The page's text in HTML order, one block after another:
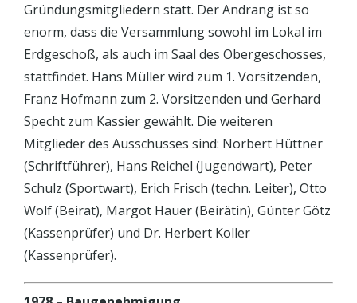
Gründungsmitgliedern statt. Der Andrang ist so
enorm, dass die Versammlung sowohl im Lokal im
Erdgeschoß, als auch im Saal des Obergeschosses,
stattfindet. Hans Müller wird zum 1. Vorsitzenden,
Franz Hofmann zum 2. Vorsitzenden und Gerhard
Specht zum Kassier gewählt. Die weiteren
Mitglieder des Ausschusses sind: Norbert Hüttner
(Schriftführer), Hans Reichel (Jugendwart), Peter
Schulz (Sportwart), Erich Frisch (techn. Leiter), Otto
Wolf (Beirat), Margot Hauer (Beirätin), Günter Götz
(Kassenprüfer) und Dr. Herbert Koller
(Kassenprüfer).